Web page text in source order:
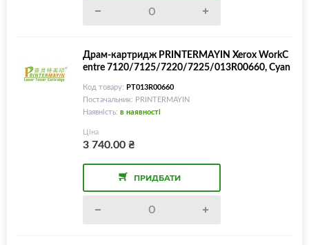
Драм-картридж PRINTERMAYIN Xerox WorkC
entre 7120/7125/7220/7225/013R00660, Cyan
Код товару: PT013R00660
Постачальник: PRINTERMAYIN
Наявність: в наявності
Ціна
3 740.00₴
ПРИДБАТИ